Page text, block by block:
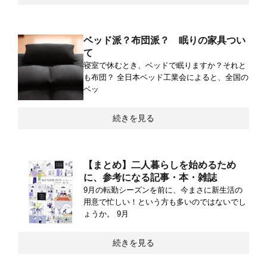
ベッド派？布団派？ 眠りの家具つい
て
寝室で休むとき、ベッドで眠りますか？それと
も布団？ 全日本ベッド工業会によると、全国の
ベッ
続きを見る
【まとめ】二人暮らしを始めるため
に、参考になる記事・本・雑誌
9月の転勤シーズンを前に、今まさに新生活の
用意で忙しい！という方も多いのではないでし
ょうか。 9月
続きを見る